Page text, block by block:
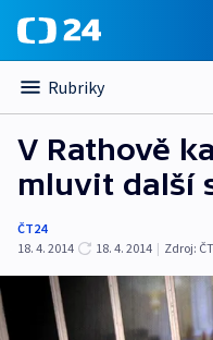
Rubriky
V Rathově
mluvit další
ČT24
18. 4. 2014
18. 4. 2014 | Zdroj: